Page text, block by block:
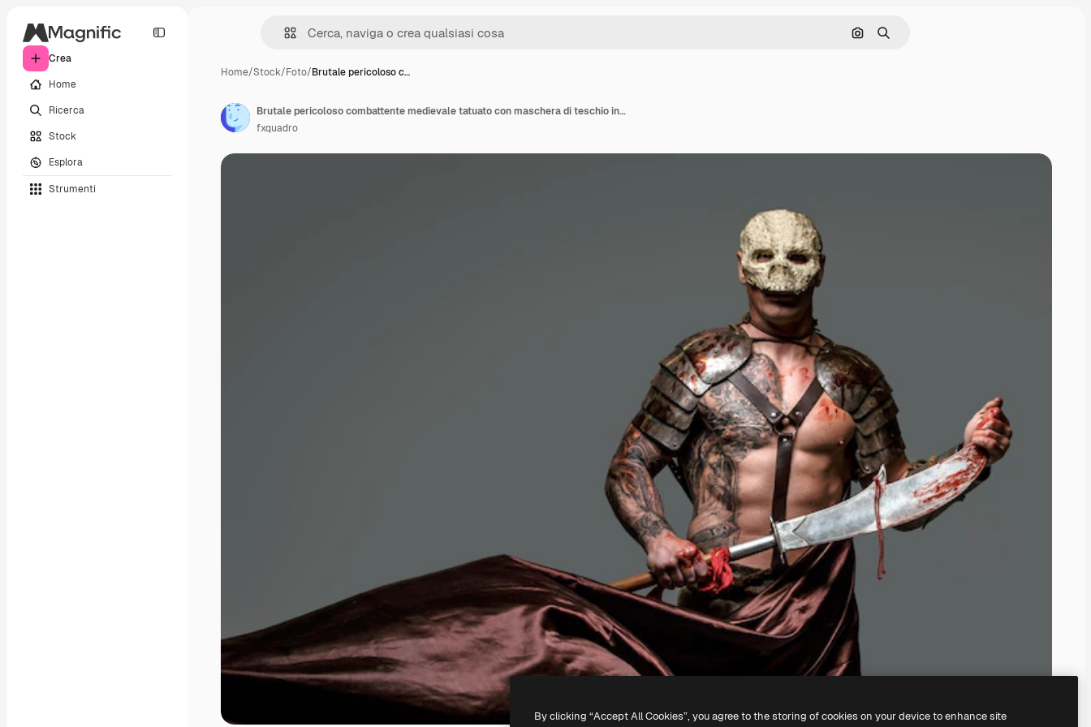
Crea
Home
Ricerca
Stock
Esplora
Strumenti
Cerca per immagine
Ricerca
Home/Stock/Foto/Brutale pericoloso c…
Brutale pericoloso combattente medievale tatuato con maschera di teschio in armatura
fxquadro
By clicking “Accept All Cookies”, you agree to the storing of cookies on your device to enhance site